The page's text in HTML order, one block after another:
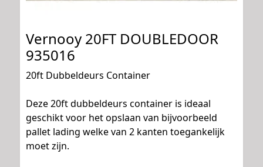
Vernooy 20FT DOUBLEDOOR
935016
20ft Dubbeldeurs Container
Deze 20ft dubbeldeurs container is ideaal
geschikt voor het opslaan van bijvoorbeeld
pallet lading welke van 2 kanten toegankelijk
moet zijn.